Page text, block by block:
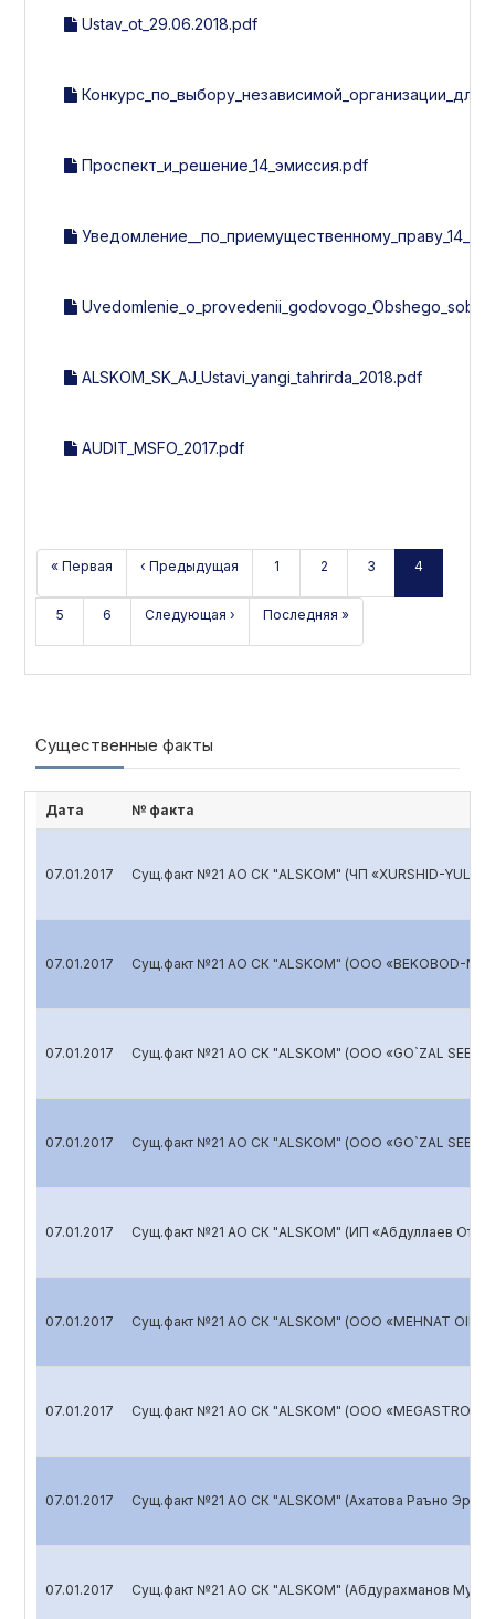
Ustav_ot_29.06.2018.pdf
Проспект_и_решение_14_эмиссия.pdf
ALSKOM_SK_AJ_Ustavi_yangi_tahrirda_2018.pdf
AUDIT_MSFO_2017.pdf
« Первая ‹ Предыдущая 1 2 3 4
5 6 Следующая › Последняя »
Существенные факты
Дата № факта
07.01.2017 Сущ.факт №21 АО СК "ALSKOM" (ЧП «XURSHID-
07.01.2017 Сущ.факт №21 АО СК "ALSKOM" (ООО «BEKOBOD-
07.01.2017 Сущ.факт №21 АО СК "ALSKOM" (ООО «GO`ZAL
07.01.2017 Сущ.факт №21 АО СК "ALSKOM" (ООО «GO`ZAL
07.01.2017 Сущ.факт №21 АО СК "ALSKOM" (ИП «Абдуллаев
07.01.2017 Сущ.факт №21 АО СК "ALSKOM" (ООО «MEHNAT OIL»)
07.01.2017 Сущ.факт №21 АО СК "ALSKOM" (ООО «MEGASTROY
07.01.2017 Сущ.факт №21 АО СК "ALSKOM" (Ахатова Раъно
07.01.2017 Сущ.факт №21 АО СК "ALSKOM" (Абдурахманов